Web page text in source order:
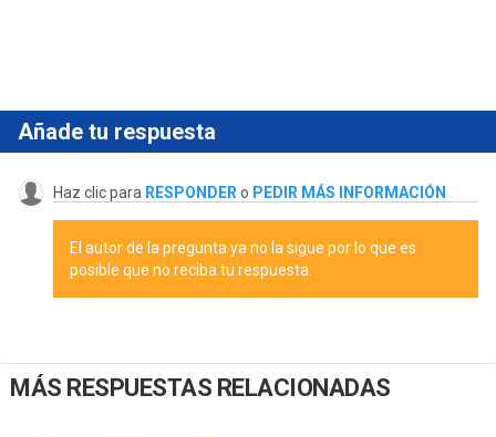
Añade tu respuesta
Haz clic para RESPONDER o PEDIR MÁS INFORMACIÓN
El autor de la pregunta ya no la sigue por lo que es
posible que no reciba tu respuesta.
MÁS RESPUESTAS RELACIONADAS